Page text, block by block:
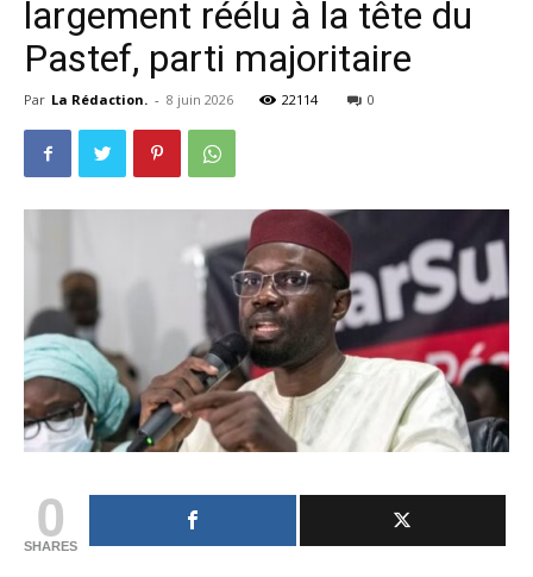
largement réélu à la tête du
Pastef, parti majoritaire
Par La Rédaction. - 8 juin 2026 22114 0
0
SHARES